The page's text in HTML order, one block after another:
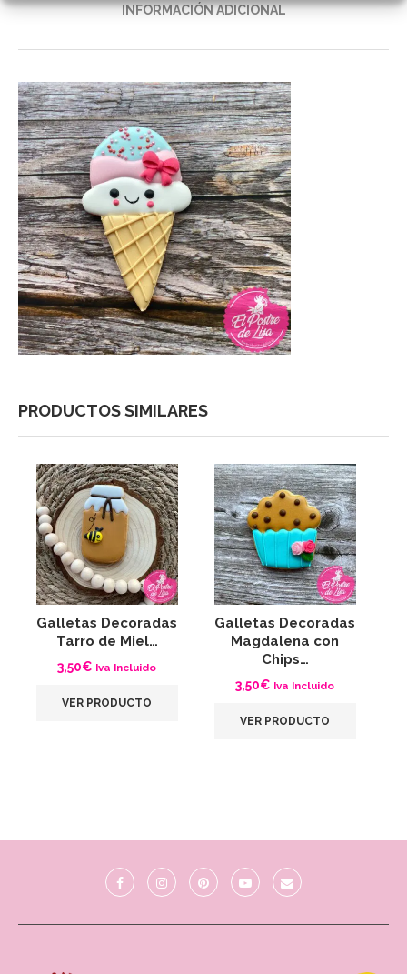
INFORMACIÓN ADICIONAL
PRODUCTOS SIMILARES
Galletas Decoradas
Tarro de Miel…
3,50€ Iva Incluido
VER PRODUCTO
Galletas Decoradas
Magdalena con
Chips…
3,50€ Iva Incluido
VER PRODUCTO